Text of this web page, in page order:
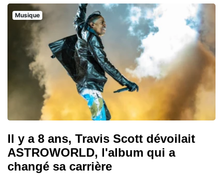
Musique
Il y a 8 ans, Travis Scott dévoilait
ASTROWORLD, l'album qui a
changé sa carrière